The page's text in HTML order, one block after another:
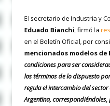
El secretario de Industria y
Eduado Bianchi, firmó la
en el Boletín Oficial, por
mencionados modelos de
condiciones para ser
los términos de lo dispuesto
regula el intercambio del
Argentina,